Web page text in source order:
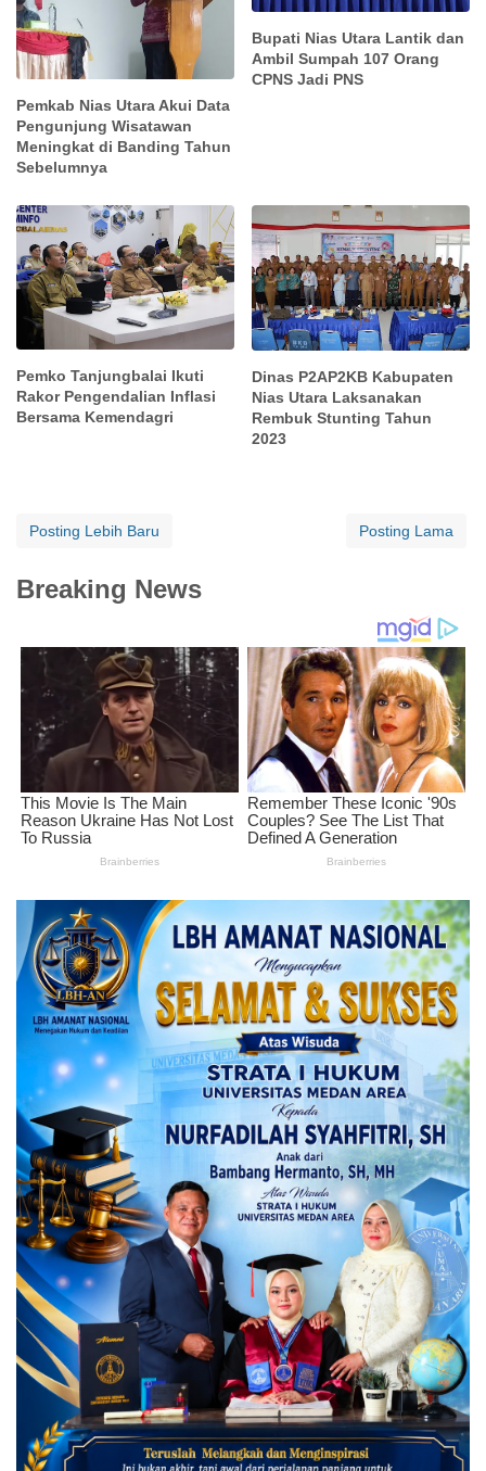
Pemkab Nias Utara Akui Data
Pengunjung Wisatawan
Meningkat di Banding Tahun
Sebelumnya
Bupati Nias Utara Lantik dan
Ambil Sumpah 107 Orang
CPNS Jadi PNS
Pemko Tanjungbalai Ikuti
Rakor Pengendalian Inflasi
Bersama Kemendagri
Dinas P2AP2KB Kabupaten
Nias Utara Laksanakan
Rembuk Stunting Tahun
2023
Posting Lebih Baru Posting Lama
Breaking News